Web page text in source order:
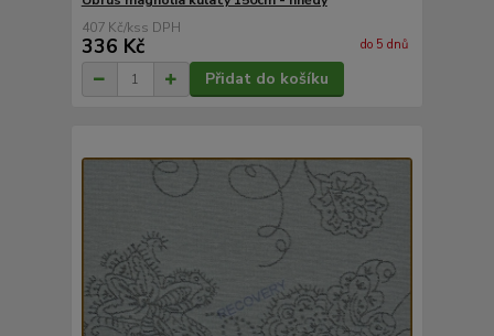
407 Kč/ks
336 Kč do 5 dnů
Přidat do košíku